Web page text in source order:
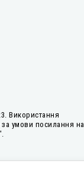
Використання
умови посилання на